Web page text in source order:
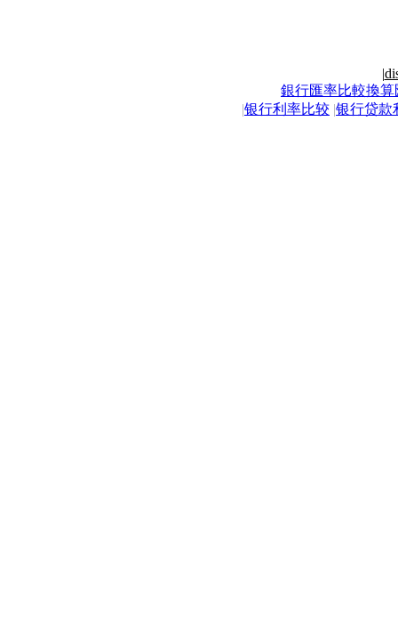
|
銀行匯率比較換算
|银行利率比较 |银行贷款